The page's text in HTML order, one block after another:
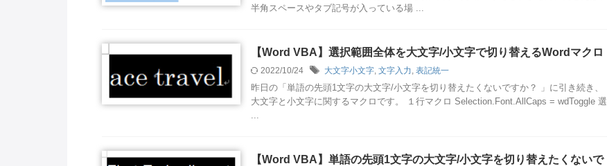
半角スペースやタブ記号が入っている場 ...
【Word VBA】選択範囲全体を大文字/小文字で切り替えるWordマクロ
2022/10/24 大文字小文字, 文字入力, 表記統一
昨日の「単語の先頭1文字の大文字/小文字を切り替えたくないですか？ 」に引き続き、
大文字と小文字に関するマクロです。 １行マクロ Selection.Font.AllCaps = wdToggle 選
...
【Word VBA】単語の先頭1文字の大文字/小文字を切り替えたくないで